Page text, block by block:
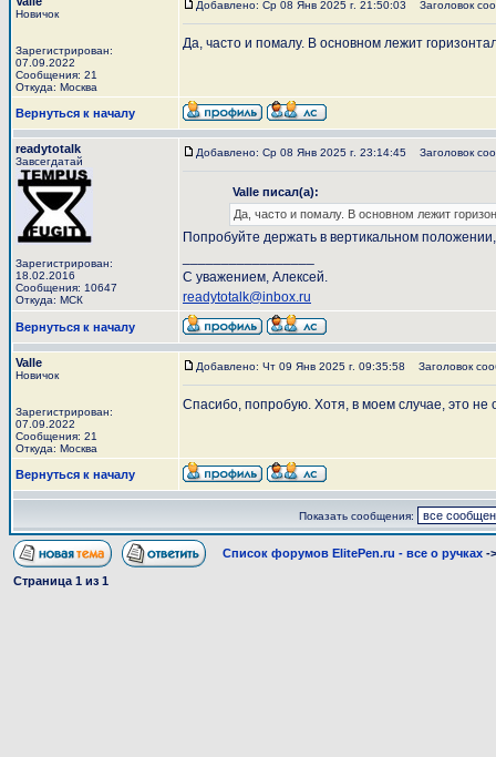
Новичок
Зарегистрирован:
07.09.2022
Сообщения: 21
Откуда: Москва
Добавлено: Ср 08 Янв 2025 г. 21:50:03 Заголовок
Да, часто и помалу. В основном лежит
Вернуться к началу
readytotalk
Завсегдатай
Зарегистрирован:
18.02.2016
Сообщения: 10647
Откуда: МСК
Добавлено: Ср 08 Янв 2025 г. 23:14:45 Заголовок
Valle писал(а):
Да, часто и помалу. В основном лежит
Попробуйте держать в вертикальном
С уважением, Алексей.
readytotalk@inbox.ru
Вернуться к началу
Valle
Новичок
Зарегистрирован:
07.09.2022
Сообщения: 21
Откуда: Москва
Добавлено: Чт 09 Янв 2025 г. 09:35:58 Заголовок
Спасибо, попробую. Хотя, в моем случае, это не
Вернуться к началу
Показать сообщения:
Список форумов ElitePen.ru - все о ручках -
Страница 1 из 1